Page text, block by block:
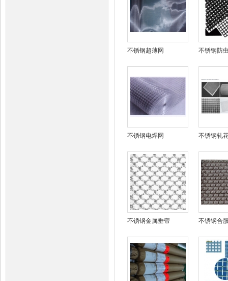
不锈钢超薄网 不锈钢防
不锈钢电焊网 不锈钢轧
不锈钢金属垂帘 不锈钢合